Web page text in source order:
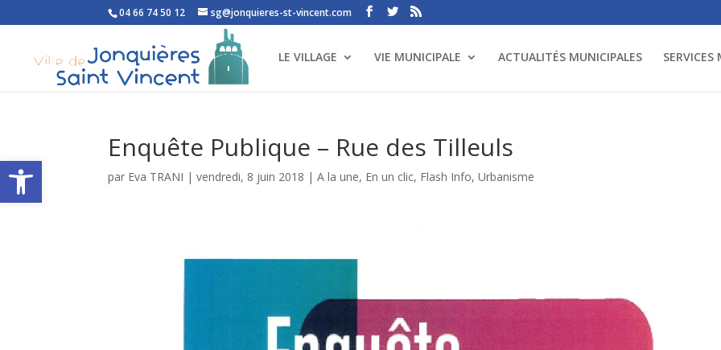
Ouvrir la barre d’outils
04 66 74 50 12 sg@jonquieres-st-vincent.com
LE VILLAGE VIE MUNICIPALE ACTUALITÉS MUNICIPALES
Enquête Publique – Rue des Tilleuls
par Eva TRANI |vendredi, 8 juin 2018 |A la une, En un clic, Flash Info,Urbanisme